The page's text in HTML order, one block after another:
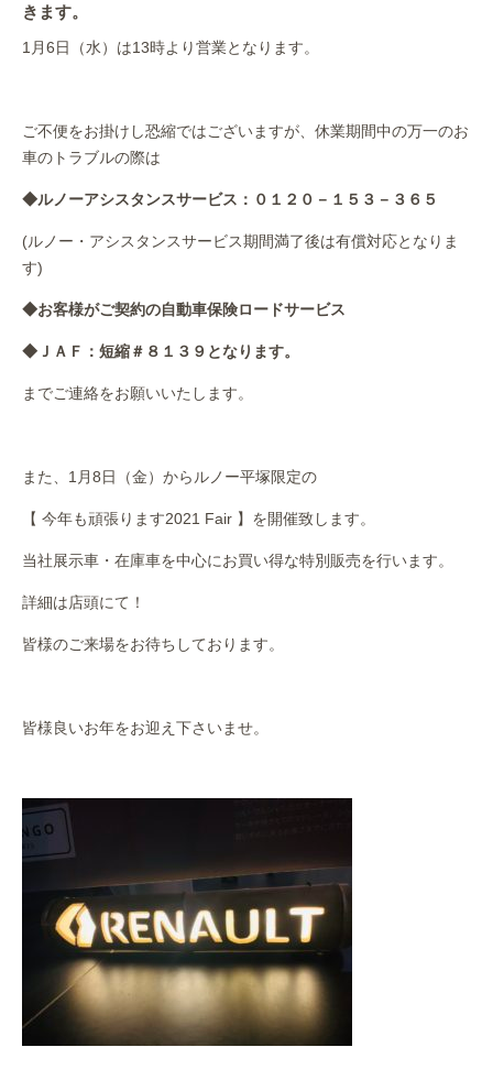
きます。
1月6日（水）は13時より営業となります。
ご不便をお掛けし恐縮ではございますが、休業期間中の万一のお
車のトラブルの際は
◆ルノーアシスタンスサービス： ０１２０－１５３－３６５
(ルノー・アシスタンスサービス期間満了後は有償対応となりま
す)
◆お客様がご契約の自動車保険ロードサービス
◆ＪＡＦ：短縮＃８１３９となります。
までご連絡をお願いいたします。
また、1月8日（金）からルノー平塚限定の
【 今年も頑張ります2021 Fair 】を開催致します。
当社展示車・在庫車を中心にお買い得な特別販売を行います。
詳細は店頭にて！
皆様のご来場をお待ちしております。
皆様良いお年をお迎え下さいませ。